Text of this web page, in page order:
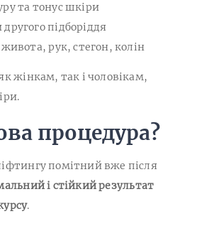
та тонус шкіри
підборіддя
рук, стегон, колін
жінкам, так і чоловікам,
процедура?
помітний вже після
і стійкий результат
.